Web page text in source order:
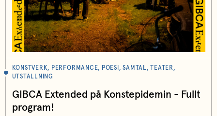
KONSTVERK, PERFORMANCE, POESI, SAMTAL, TEATER,
UTSTÄLLNING
GIBCA Extended på Konstepidemin - Fullt
program!